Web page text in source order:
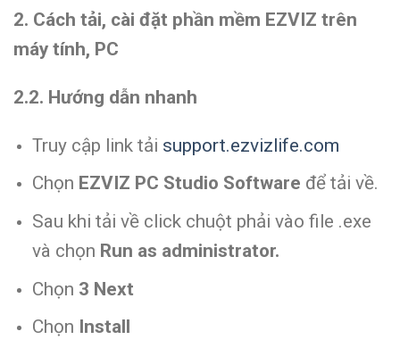
2. Cách tải, cài đặt phần mềm EZVIZ trên
máy tính, PC
2.2. Hướng dẫn nhanh
Truy cập link tải support.ezvizlife.com
Chọn EZVIZ PC Studio Software để tải về.
Sau khi tải về click chuột phải vào file .exe
và chọn Run as administrator.
Chọn 3 Next
Chọn Install